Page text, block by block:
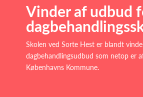
Vinder af udbud
Skolen ved Sorte Hest er blandt
dagbehandlingsudbud som netop er
Københavns Kommune.